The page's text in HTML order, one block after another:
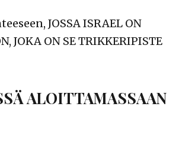
JOSSA ISRAEL ON
JOKA ON SE TRIKKERIPISTE
ALOITTAMASSAAN